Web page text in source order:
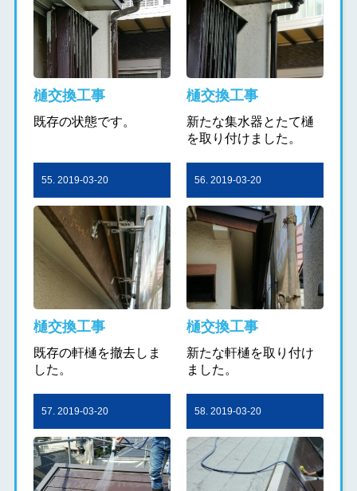
樋交換工事
既存の状態です。
樋交換工事
新たな集水器とたて樋
を取り付けました。
55. 2019-03-20
樋交換工事
既存の軒樋を撤去しま
した。
56. 2019-03-20
樋交換工事
新たな軒樋を取り付け
ました。
57. 2019-03-20 58. 2019-03-20